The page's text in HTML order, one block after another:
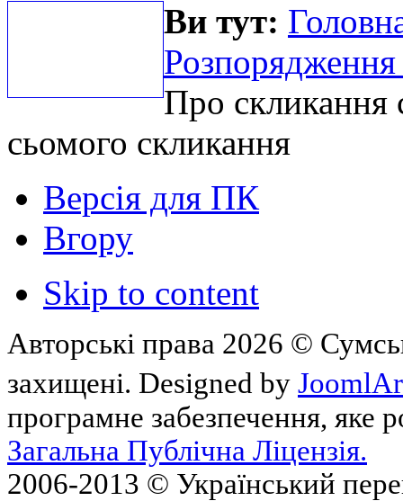
Ви тут:
Розпорядження
Про скликання
сьомого скликання
Версія для ПК
Вгору
Skip to content
Авторські права 2026 ©
захищені. Designed by
програмне забезпечення, яке
Загальна Публічна Ліцензія.
2006-2013 © Український